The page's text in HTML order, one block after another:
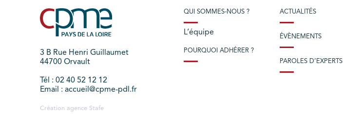
3 B Rue Henri Guillaumet
44700 Orvault
Tél : 02 40 52 12 12
Email : accueil@cpme-pdl.fr
Création agence Stafe
QUI SOMMES-NOUS ?
L’équipe
POURQUOI ADHÉRER ?
ACTUALITÉS
ÉVÈNEMENTS
PAROLES D’EXPERTS